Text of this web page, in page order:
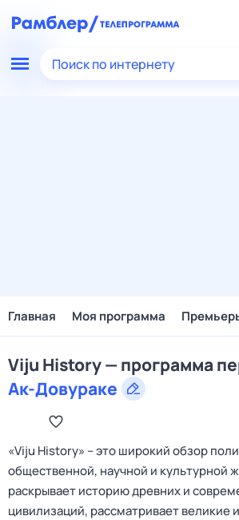
Поиск по интернету
Главная Моя программа
Viju History — программа
Ак-Довураке
«Viju History» – это широкий обзор
общественной, научной и культурной
раскрывает историю древних и
цивилизаций, рассматривает великие